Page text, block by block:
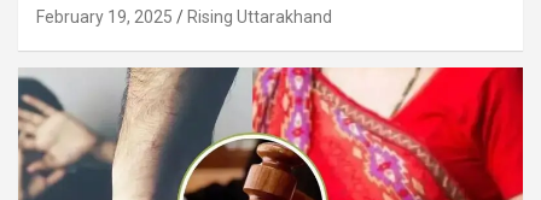
February 19, 2025 Rising Uttarakhand